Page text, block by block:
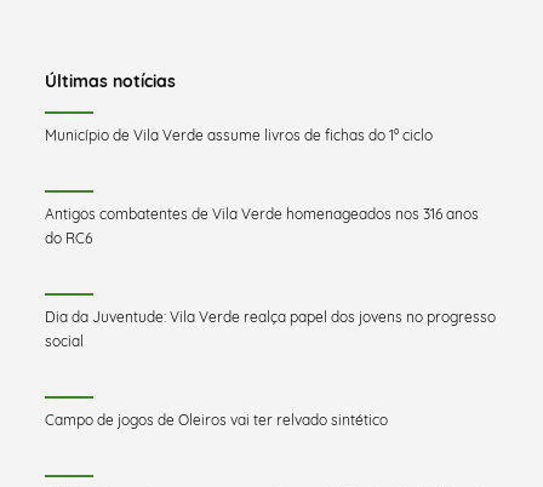
Últimas notícias
Município de Vila Verde assume livros de fichas do 1º ciclo
Antigos combatentes de Vila Verde homenageados nos 316 anos
do RC6
Dia da Juventude: Vila Verde realça papel dos jovens no progresso
social
Campo de jogos de Oleiros vai ter relvado sintético